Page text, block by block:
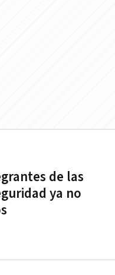
de las
ya no